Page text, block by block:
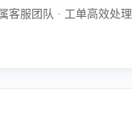
客服团队 · 工单高效处理